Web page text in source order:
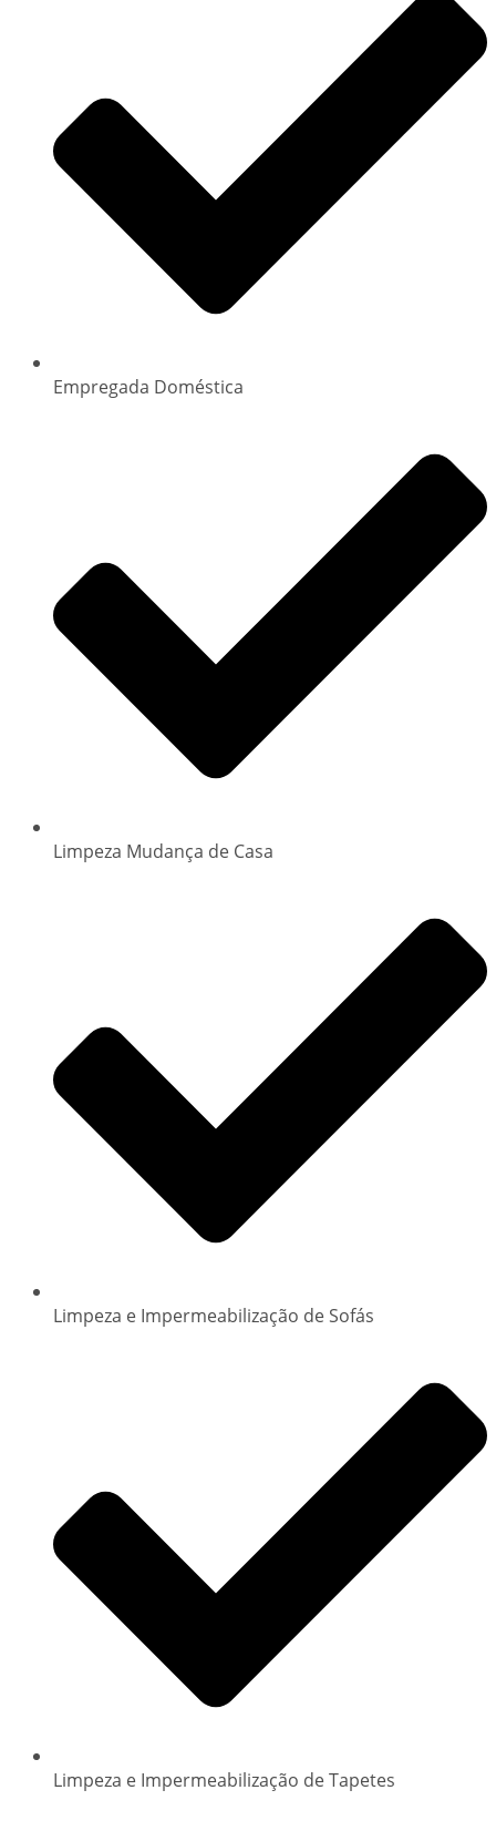
Empregada Doméstica
Limpeza Mudança de Casa
Limpeza e Impermeabilização de Sofás
Limpeza e Impermeabilização de Tapetes